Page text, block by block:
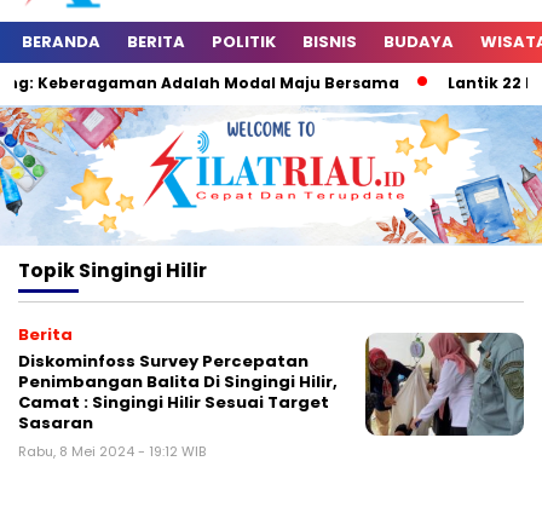
BERANDA BERITA POLITIK BISNIS BUDAYA
Keberagaman Adalah Modal Maju Bersama Lantik 22 Pj
TopikSingingi Hilir
Berita
Diskominfoss Survey Percepatan
Penimbangan Balita Di Singingi Hilir,
Camat : Singingi Hilir Sesuai Target
Sasaran
Rabu, 8 Mei 2024 - 19:12 WIB